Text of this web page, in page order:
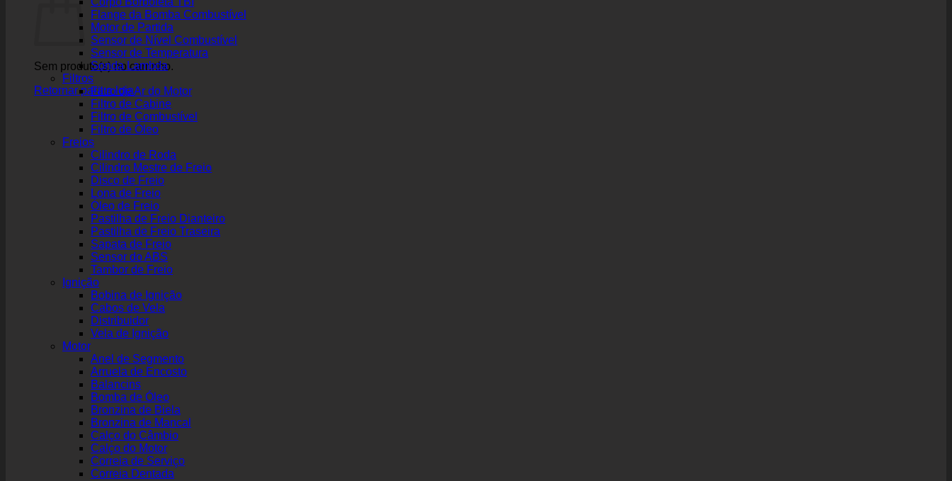
Sem produto(s) no carrinho.
Retornar para a loja
Flange da Bomba Combustível
Motor de Partida
Sensor de Nível Combustível
Sensor de Temperatura
Sonda Lambda
Filtros
Filtro de Ar do Motor
Filtro de Cabine
Filtro de Combustível
Filtro de Óleo
Freios
Cilindro de Roda
Cilindro Mestre de Freio
Disco de Freio
Lona de Freio
Óleo de Freio
Pastilha de Freio Dianteiro
Pastilha de Freio Traseira
Sapata de Freio
Sensor do ABS
Tambor de Freio
Ignição
Bobina de Ignição
Cabos de Vela
Distribuidor
Vela de Ignição
Motor
Anel de Segmento
Arruela de Encosto
Balancins
Bomba de Óleo
Bronzina de Biela
Bronzina de Mancal
Calço do Câmbio
Calço do Motor
Correia de Serviço
Correia Dentada